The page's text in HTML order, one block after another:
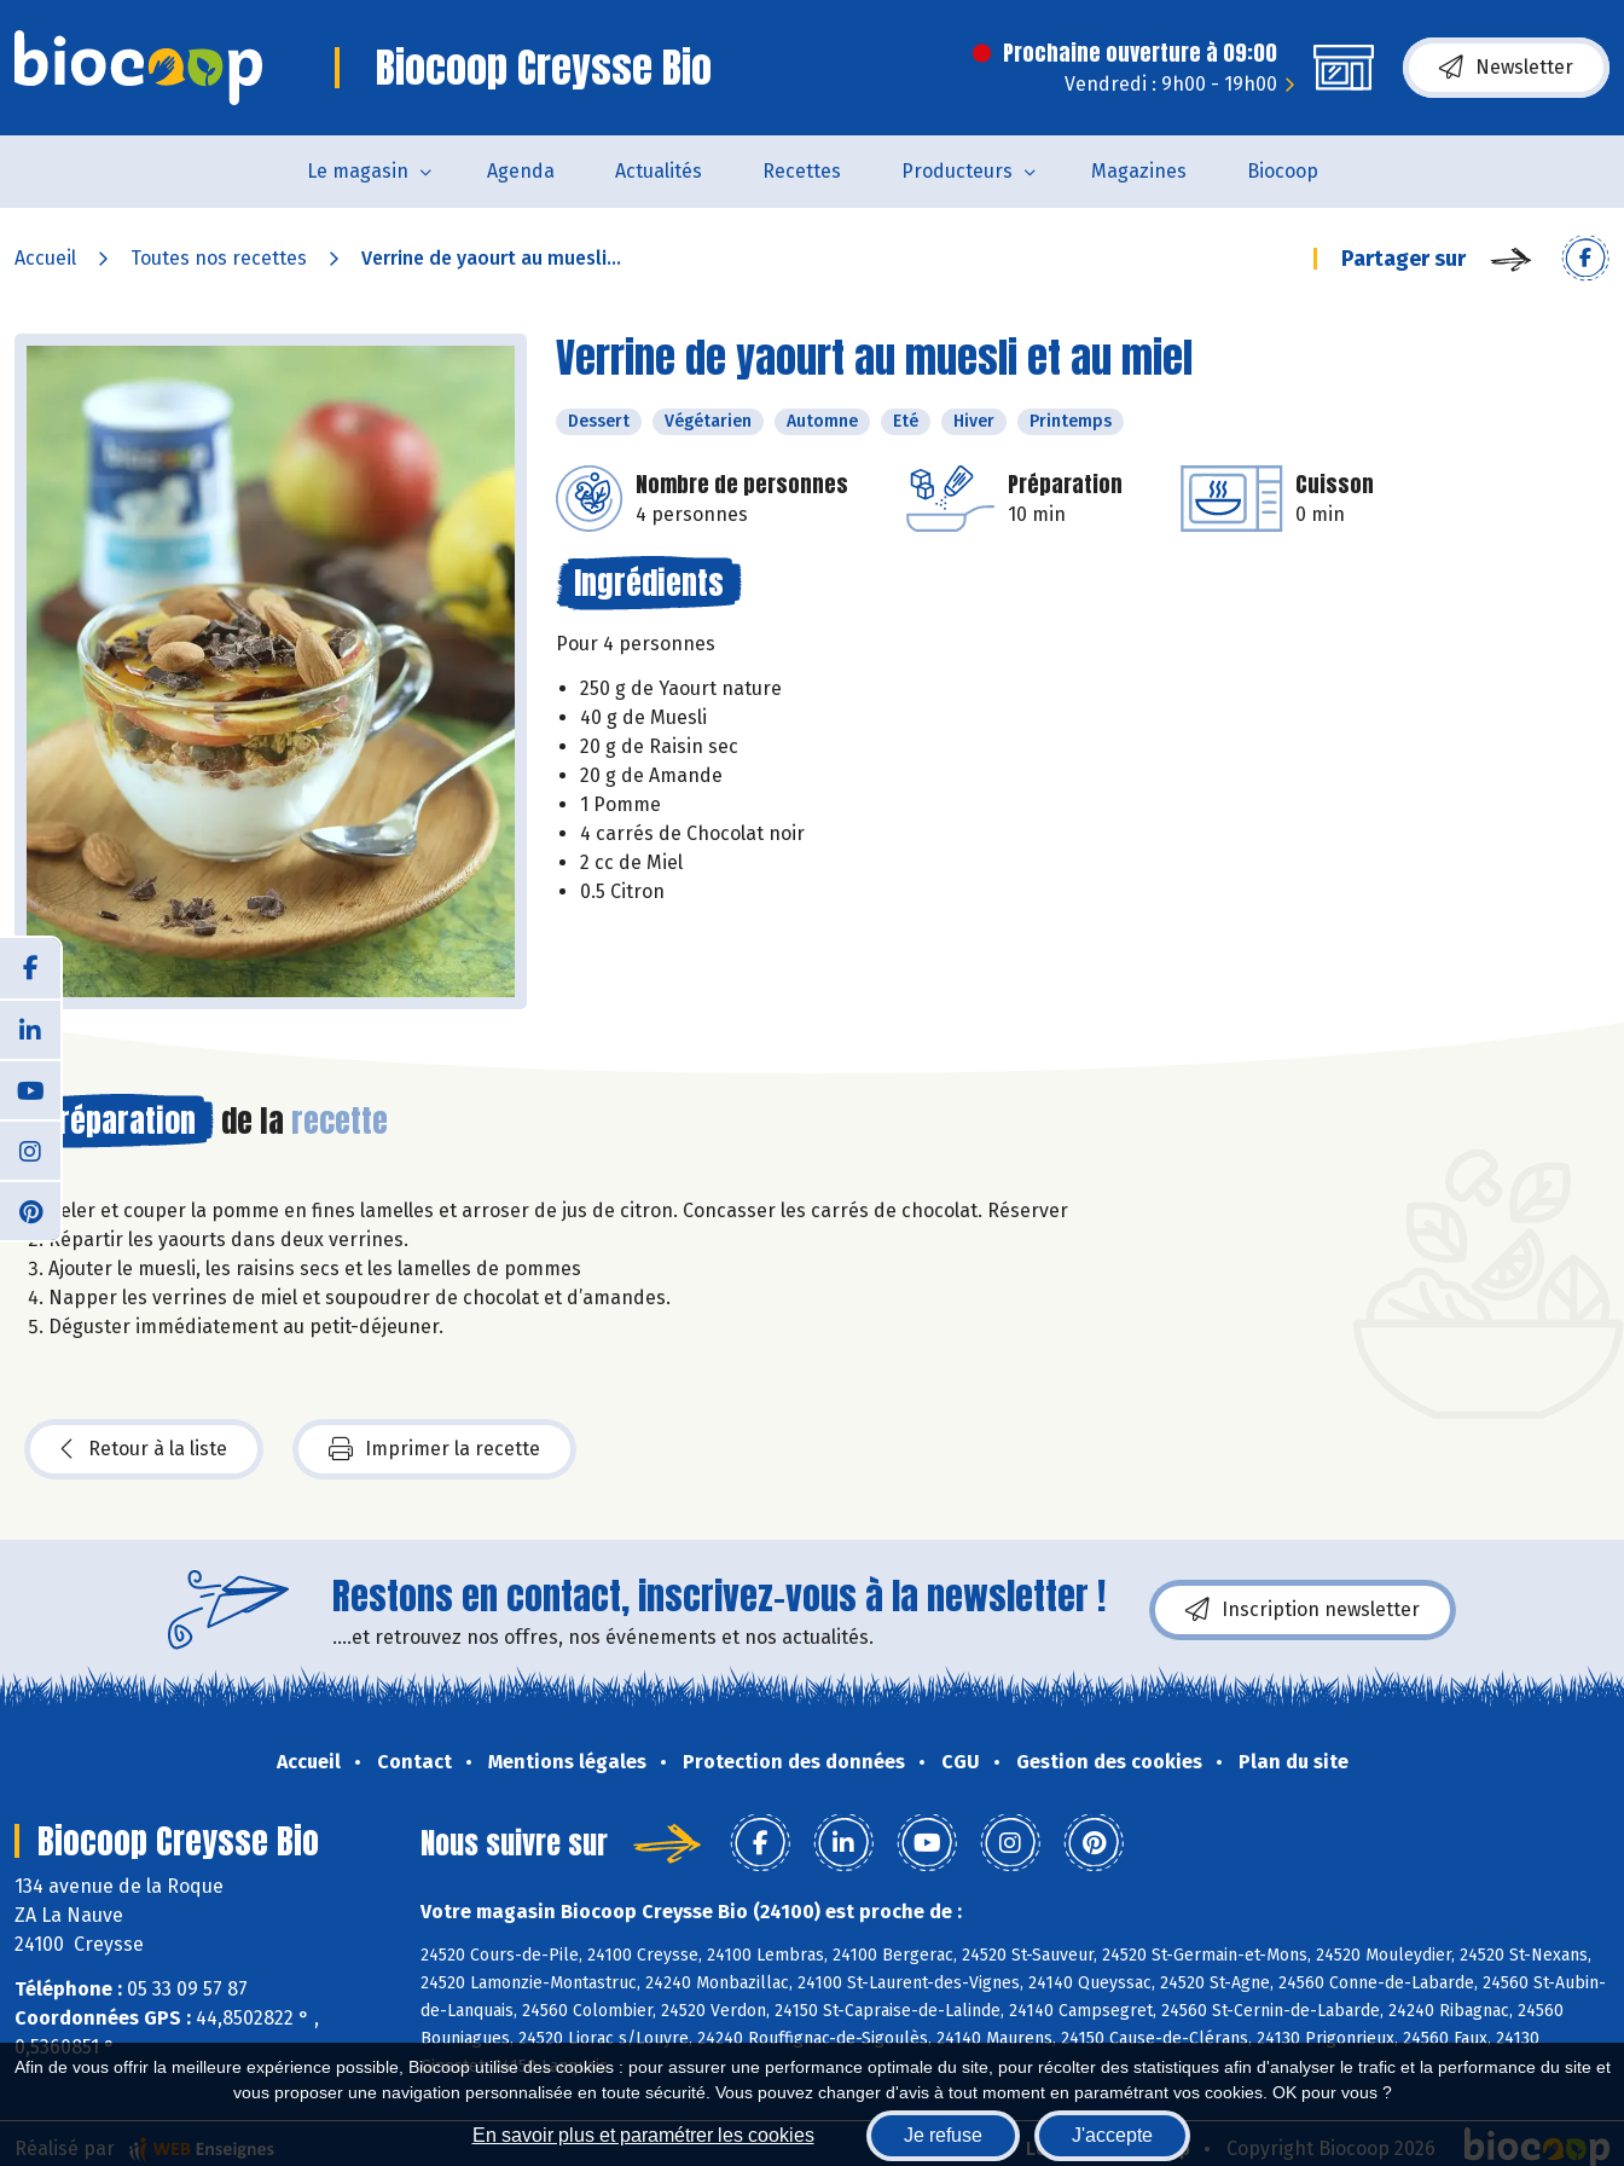
Afin de vous offrir la meilleure expérience possible, Biocoop utilise des cookies : pour assurer une performance optimale du site, pour récolter des statistiques afin d'analyser le trafic et la performance du site et
vous proposer une navigation personnalisée en toute sécurité. Vous pouvez changer d'avis à tout moment en paramétrant vos cookies. OK pour vous ?
En savoir plus et paramétrer les cookies Je refuse J'accepte
Biocoop Creysse Bio Prochaine ouverture à 09:00
Vendredi : 9h00 - 19h00
Newsletter
Le magasin Agenda Actualités Recettes Producteurs Magazines Biocoop
Accueil Toutes nos recettes Verrine de yaourt au muesli... Partager sur
Verrine de yaourt au muesli et au miel
Dessert Végétarien Automne Eté Hiver Printemps
Nombre de personnes
4 personnes
Préparation
10 min
Cuisson
0 min
Ingrédients
Pour 4 personnes
250 g de Yaourt nature
40 g de Muesli
20 g de Raisin sec
20 g de Amande
1 Pomme
4 carrés de Chocolat noir
2 cc de Miel
0.5 Citron
Préparation de la recette
Peler et couper la pomme en fines lamelles et arroser de jus de citron. Concasser les carrés de chocolat. Réserver
Répartir les yaourts dans deux verrines.
Ajouter le muesli, les raisins secs et les lamelles de pommes
Napper les verrines de miel et soupoudrer de chocolat et d’amandes.
Déguster immédiatement au petit-déjeuner.
Retour à la liste Imprimer la recette
Restons en contact, inscrivez-vous à la newsletter !
....et retrouvez nos offres, nos événements et nos actualités.
Inscription newsletter
Accueil Contact Mentions légales Protection des données CGU Gestion des cookies Plan du site
Biocoop Creysse Bio
134 avenue de la Roque
ZA La Nauve
24100 Creysse
Téléphone : 05 33 09 57 87
Coordonnées GPS : 44,8502822 ° ,
0,5360851 °
Nous suivre sur
Votre magasin Biocoop Creysse Bio (24100) est proche de :
24520 Cours-de-Pile, 24100 Creysse, 24100 Lembras, 24100 Bergerac, 24520 St-Sauveur, 24520 St-Germain-et-Mons, 24520 Mouleydier, 24520 St-Nexans,
24520 Lamonzie-Montastruc, 24240 Monbazillac, 24100 St-Laurent-des-Vignes, 24140 Queyssac, 24520 St-Agne, 24560 Conne-de-Labarde, 24560 St-Aubin-
de-Lanquais, 24560 Colombier, 24520 Verdon, 24150 St-Capraise-de-Lalinde, 24140 Campsegret, 24560 St-Cernin-de-Labarde, 24240 Ribagnac, 24560
Bouniagues, 24520 Liorac s/Louyre, 24240 Rouffignac-de-Sigoulès, 24140 Maurens, 24150 Cause-de-Clérans, 24130 Prigonrieux, 24560 Faux, 24130
Ginestet, 24150 Lanquais
Biocoop.fr Le réseau Biocoop Copyright Biocoop 2026
Réalisé par